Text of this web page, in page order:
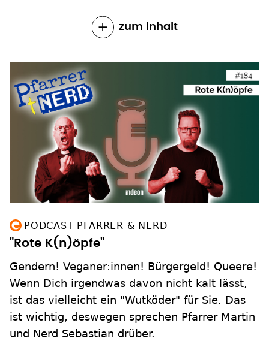
zum Inhalt
PODCAST PFARRER & NERD
"Rote K(n)öpfe"
Gendern! Veganer:innen! Bürgergeld! Queere!
Wenn Dich irgendwas davon nicht kalt lässt,
ist das vielleicht ein "Wutköder" für Sie. Das
ist wichtig, deswegen sprechen Pfarrer Martin
und Nerd Sebastian drüber.